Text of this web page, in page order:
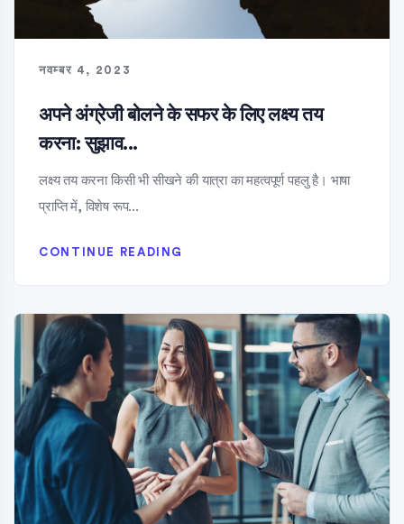
नवम्बर 4, 2023
अपने अंग्रेजी बोलने के सफर के लिए लक्ष्य तय
करना: सुझाव...
लक्ष्य तय करना किसी भी सीखने की यात्रा का महत्वपूर्ण पहलु है। भाषा
प्राप्ति में, विशेष रूप...
CONTINUE READING